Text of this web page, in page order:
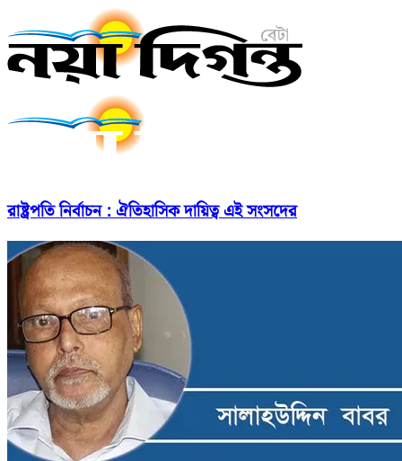
রাষ্ট্রপতি নির্বাচন : ঐতিহাসিক দায়িত্ব এই সংসদের